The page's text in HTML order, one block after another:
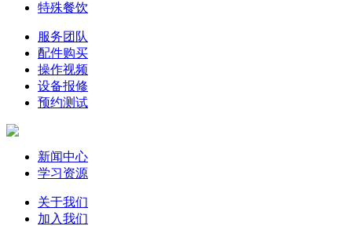
特殊餐饮
服务团队
配件购买
操作视频
设备报修
预约测试
新闻中心
学习资源
关于我们
加入我们